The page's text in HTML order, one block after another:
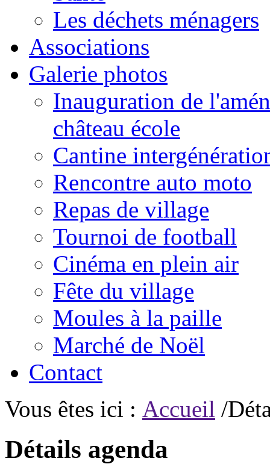
Les déchets ménagers
Associations
Galerie photos
Inauguration de
château école
Cantine
Rencontre auto moto
Repas de village
Tournoi de football
Cinéma en plein air
Fête du village
Moules à la paille
Marché de Noël
Contact
Vous êtes ici : Accueil /
Détails agenda